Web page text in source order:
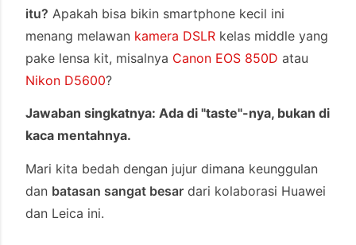
itu? Apakah bisa bikin smartphone kecil ini
menang melawan kamera DSLR kelas middle yang
pake lensa kit, misalnya Canon EOS 850D atau
Nikon D5600?
Jawaban singkatnya: Ada di "taste"-nya, bukan di
kaca mentahnya.
Mari kita bedah dengan jujur dimana keunggulan
dan batasan sangat besar dari kolaborasi Huawei
dan Leica ini.